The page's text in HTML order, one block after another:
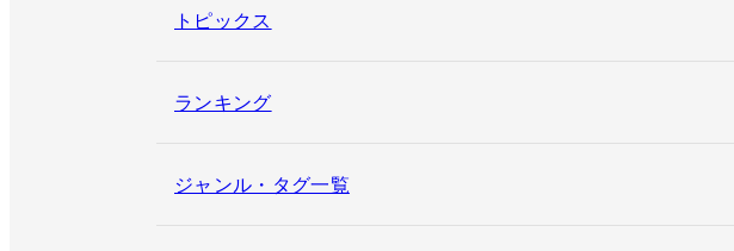
トピックス
ランキング
ジャンル・タグ一覧